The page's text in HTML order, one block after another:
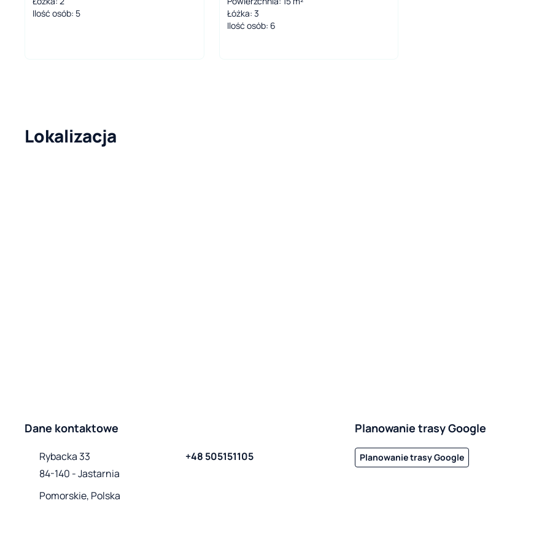
Ilość osób: 5
Łóżka: 3
Ilość osób: 6
Lokalizacja
Dane kontaktowe
Rybacka 33
84-140 - Jastarnia
Pomorskie, Polska
+48 505151105
Planowanie trasy Google
Planowanie trasy Google